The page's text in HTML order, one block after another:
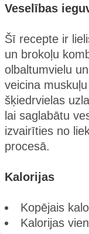
Veselības
Šī recepte ir
un brokoļu
olbaltumvielu
veicina
šķiedrvielas
lai saglabātu
izvairīties no
procesā.
Kalorijas
Kopējais
Kalorijas